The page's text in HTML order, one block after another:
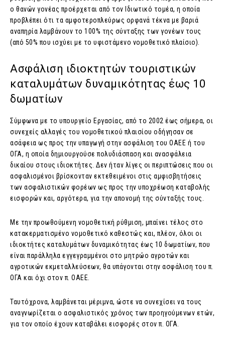
ο θανών γονέας προέρχεται από τον Ιδιωτικό τομέα, η οποία
προβλέπει ότι τα αμφοτεροπλεύρως ορφανά τέκνα με βαριά
αναπηρία λαμβάνουν το 100% της σύνταξης των γονέων τους
(από 50% που ισχύει με το υφιστάμενο νομοθετικό πλαίσιο).
Ασφάλιση ιδιοκτητών τουριστικών
καταλυμάτων δυναμικότητας έως 10
δωματίων
Σύμφωνα με το υπουργείο Εργασίας, από το 2002 έως σήμερα, οι
συνεχείς αλλαγές του νομοθετικού πλαισίου οδήγησαν σε
ασάφεια ως προς την υπαγωγή στην ασφάλιση του ΟΑΕΕ ή του
ΟΓΑ, η οποία δημιουργούσε πολυδιάσπαση και ανασφάλεια
δικαίου στους ιδιοκτήτες. Δεν ήταν λίγες οι περιπτώσεις που οι
ασφαλισμένοι βρίσκονταν εκτεθειμένοι στις αμφισβητήσεις
των ασφαλιστικών φορέων ως προς την υποχρέωση καταβολής
εισφορών και, αργότερα, για την απονομή της σύνταξής τους.
Με την προωθούμενη νομοθετική ρύθμιση, μπαίνει τέλος στο
κατακερματισμένο νομοθετικό καθεστώς και, πλέον, όλοι οι
ιδιοκτήτες καταλυμάτων δυναμικότητας έως 10 δωματίων, που
είναι παράλληλα εγγεγραμμένοι στο μητρώο αγροτών και
αγροτικών εκμεταλλεύσεων, θα υπάγονται στην ασφάλιση του π.
ΟΓΑ και όχι στον π. ΟΑΕΕ.
Ταυτόχρονα, λαμβάνεται μέριμνα, ώστε να συνεχίσει να τους
αναγνωρίζεται ο ασφαλιστικός χρόνος των προηγούμενων ετών,
για τον οποίο έχουν καταβάλει εισφορές στον π. ΟΓΑ.